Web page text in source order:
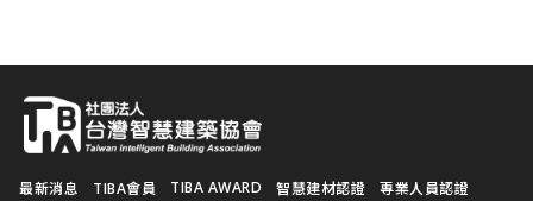
最新消息 TIBA會員 TIBA AWARD 智慧建材認證 專業人員認證